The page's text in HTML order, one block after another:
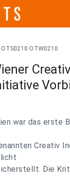
OTS0210 OTW0210
war das erste
Creativ
Die